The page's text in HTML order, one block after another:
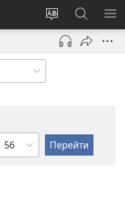
Изменить
язык
сайта
Войти
(открывается
новом
окне)
Поиск
по
jw.org
по